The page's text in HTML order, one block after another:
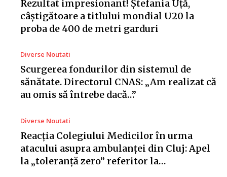
Rezultat impresionant! Ștefania Uță,
câștigătoare a titlului mondial U20 la
proba de 400 de metri garduri
Diverse Noutati
Scurgerea fondurilor din sistemul de
sănătate. Directorul CNAS: „Am realizat că
au omis să întrebe dacă…”
Diverse Noutati
Reacția Colegiului Medicilor în urma
atacului asupra ambulanței din Cluj: Apel
la „toleranță zero” referitor la…